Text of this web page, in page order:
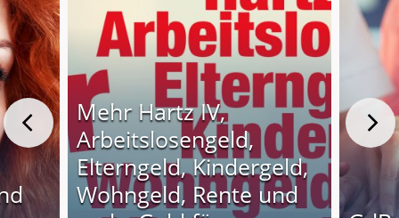
Mehr Hartz IV,
Arbeitslosengeld,
Elterngeld, Kindergeld,
Wohngeld, Rente und